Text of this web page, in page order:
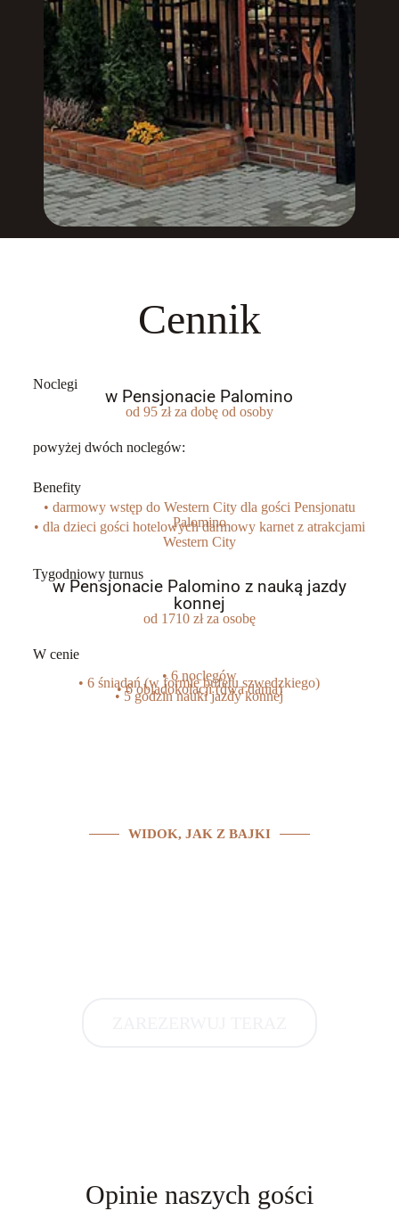
Cennik
Noclegi
w Pensjonacie Palomino
od 95 zł za dobę od osoby
powyżej dwóch noclegów:
Benefity
• darmowy wstęp do Western City dla gości Pensjonatu
Palomino
• dla dzieci gości hotelowych darmowy karnet z atrakcjami
Western City
Tygodniowy turnus
w Pensjonacie Palomino z nauką jazdy
konnej
od 1710 zł za osobę
W cenie
• 6 noclegów
• 6 śniadań (w formie bufetu szwedzkiego)
• 6 obiadokolacji (dwa dania)
• 5 godzin nauki jazdy konnej
WIDOK, JAK Z BAJKI
Opinie naszych gości